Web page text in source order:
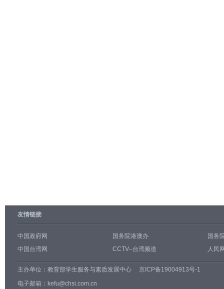
友情链接
中国政府网 国务院港澳办
国务
中国台湾网
CCTV--台湾频道 人民
主办单位： 教育部学生服务与素质发展中心
京ICP备19004913号-1
电子邮箱：kefu@chsi.com.cn